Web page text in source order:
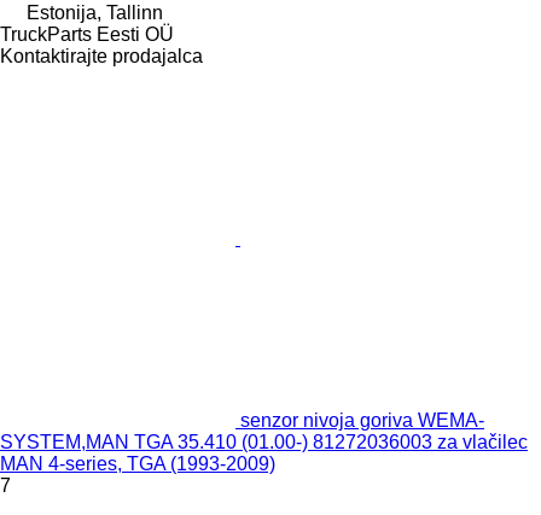
Estonija, Tallinn
TruckParts Eesti OÜ
Kontaktirajte prodajalca
senzor nivoja goriva WEMA-
SYSTEM,MAN TGA 35.410 (01.00-) 81272036003 za vlačilec
MAN 4-series, TGA (1993-2009)
7